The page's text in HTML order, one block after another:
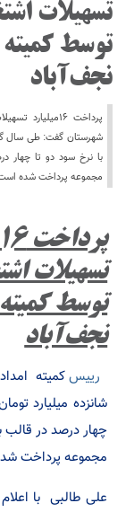
تسهیلات
توسط کمیته
نجف‌آباد
پرداخت
شهرستان گفت: طی سال
با نرخ سود دو تا
مجموعه پرداخت شده
تسهیلات
توسط
نجف‌آباد
رییسکمیته
شانزده میلیارد
چهار درصد در
مجموعه پرداخت
علی طالبی با